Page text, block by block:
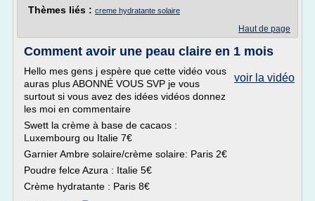
Thèmes liés : creme hydratante solaire
Haut de page
Comment avoir une peau claire en 1 mois
voir la vidéo
Hello mes gens j espère que cette vidéo vous
auras plus ABONNÉ VOUS SVP je vous
surtout si vous avez des idées vidéos donnez
les moi en commentaire
Swett la crème à base de cacaos :
Luxembourg ou Italie 7€
Garnier Ambre solaire/crème solaire: Paris 2€
Poudre felce Azura : Italie 5€
Crème hydratante : Paris 8€